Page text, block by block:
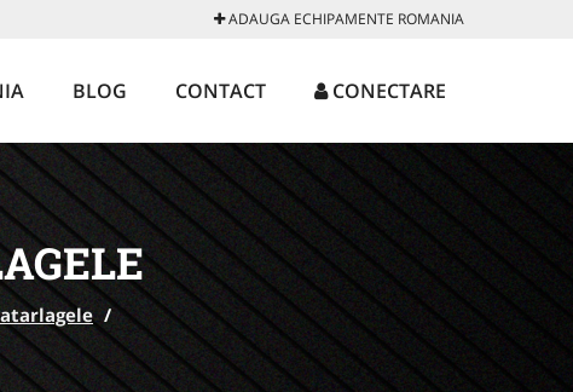
ADAUGA ECHIPAMENTE ROMANIA
BLOG CONTACT CONECTARE
/